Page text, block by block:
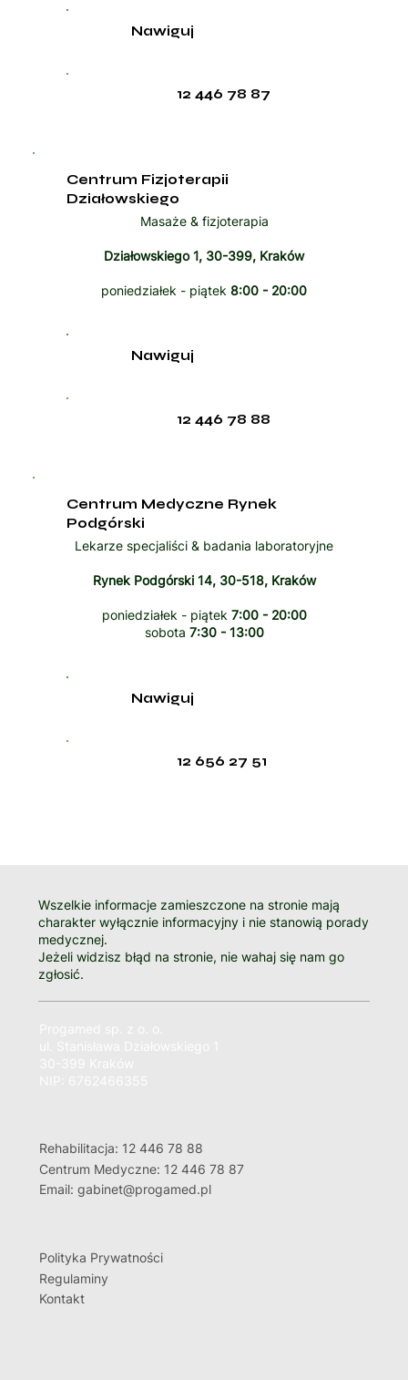
12 446 78 87
Nawiguj
Centrum Fizjoterapii
Działowskiego
Masaże & fizjoterapia
Działowskiego 1, 30-399, Kraków
poniedziałek - piątek 8:00 - 20:00
12 446 78 88
Nawiguj
Centrum Medyczne Rynek
Podgórski
Lekarze specjaliści & badania laboratoryjne
Rynek Podgórski 14, 30-518, Kraków
poniedziałek - piątek 7:00 - 20:00
sobota 7:30 - 13:00
12 656 27 51
Nawiguj
Wszelkie informacje zamieszczone na stronie mają
charakter wyłącznie informacyjny i nie stanowią porady
medycznej.
Jeżeli widzisz błąd na stronie, nie wahaj się nam go
zgłosić.
Rehabilitacja: 12 446 78 88
Centrum Medyczne: 12 446 78 87
Email: gabinet@progamed.pl
Polityka Prywatności
Regulaminy
Kontakt